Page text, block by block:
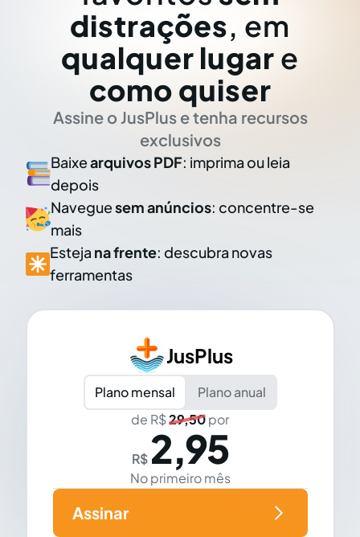
distrações, em
qualquer lugar e
como quiser
Assine o JusPlus e tenha recursos
exclusivos
Baixearquivos PDF: imprima ou leia
depois
Naveguesem anúncios: concentre-se
mais
Esteja na frente: descubra novas
ferramentas
JusPlus
Plano mensal
Plano anual
de R$29,50por
R$ 2,95
No primeiro mês
Assinar